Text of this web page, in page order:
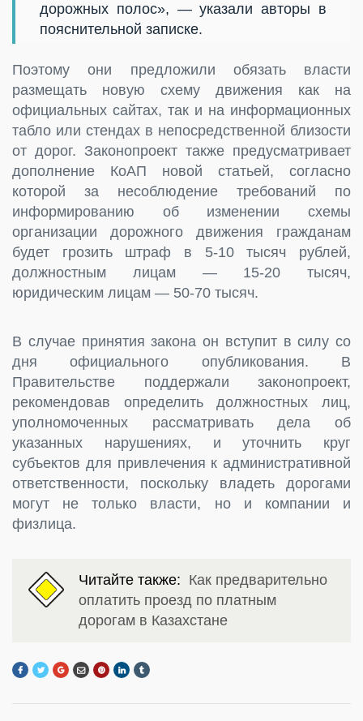
дорожных полос», — указали авторы в
пояснительной записке.
Поэтому они предложили обязать власти
размещать новую схему движения как на
официальных сайтах, так и на информационных
табло или стендах в непосредственной близости
от дорог. Законопроект также предусматривает
дополнение КоАП новой статьей, согласно
которой за несоблюдение требований по
информированию об изменении схемы
организации дорожного движения гражданам
будет грозить штраф в 5-10 тысяч рублей,
должностным лицам — 15-20 тысяч,
юридическим лицам — 50-70 тысяч.
В случае принятия закона он вступит в силу со
дня официального опубликования. В
Правительстве поддержали законопроект,
рекомендовав определить должностных лиц,
уполномоченных рассматривать дела об
указанных нарушениях, и уточнить круг
субъектов для привлечения к административной
ответственности, поскольку владеть дорогами
могут не только власти, но и компании и
физлица.
Читайте также: Как предварительно
оплатить проезд по платным
дорогам в Казахстане